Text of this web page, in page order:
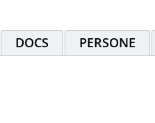
DOCS PERSONE